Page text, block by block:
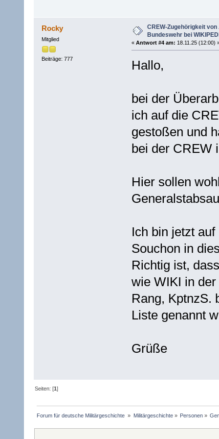
Rocky
Mitglied
Beiträge: 777
CREW-Zugehörigkeit
Bundeswehr bei
« Antwort #4 am: 18.11.25 (12:00)
Hallo,
bei der
ich auf die
gestoßen und
bei der CREW
Hier sollen
Ich bin jetzt
Souchon in
Richtig ist,
wie WIKI in der
Rang, KptnzS.
Liste genannt
Grüße
Seiten: [1]
Forum für deutsche Militärgeschichte » Militärgeschichte» Personen»